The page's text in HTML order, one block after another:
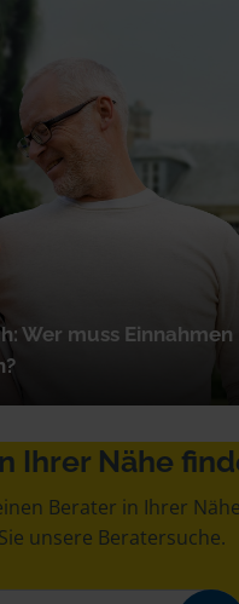
Wer muss Einnahmen
Ihrer Nähe
Berater in Ihrer
unsere Beratersuche.